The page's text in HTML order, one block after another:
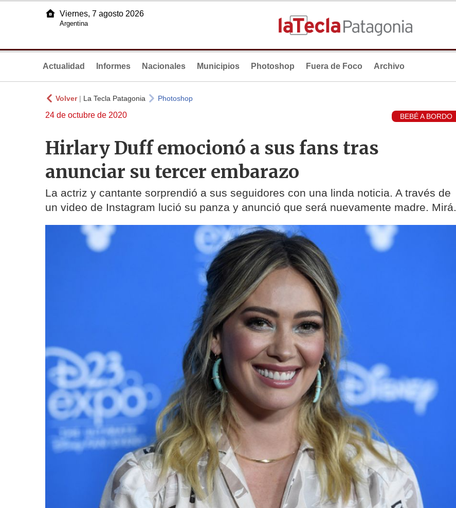
Viernes, 7 agosto 2026
Argentina
Actualidad Informes Nacionales Municipios Photoshop Fuera de Foco Archivo
Volver| La Tecla Patagonia Photoshop
24 de octubre de 2020 BEBÉ A BORDO
Hirlary Duff emocionó a sus fans tras
anunciar su tercer embarazo
La actriz y cantante sorprendió a sus seguidores con una linda noticia. A través de
un video de Instagram lució su panza y anunció que será nuevamente madre. Mirá.